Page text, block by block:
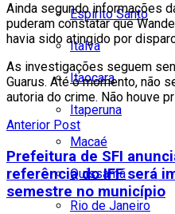
Espírito Santo
Italva
Itaocara
Itaperuna
Macaé
Quissamã
Rio de Janeiro
Ainda segundo informações
puderam constatar que
havia sido atingido por
As investigações seguem
Guarus. Até o momento, não
autoria do crime. Não houve
Anterior Post
Prefeitura de SFI
referência do IFF será
semestre no município